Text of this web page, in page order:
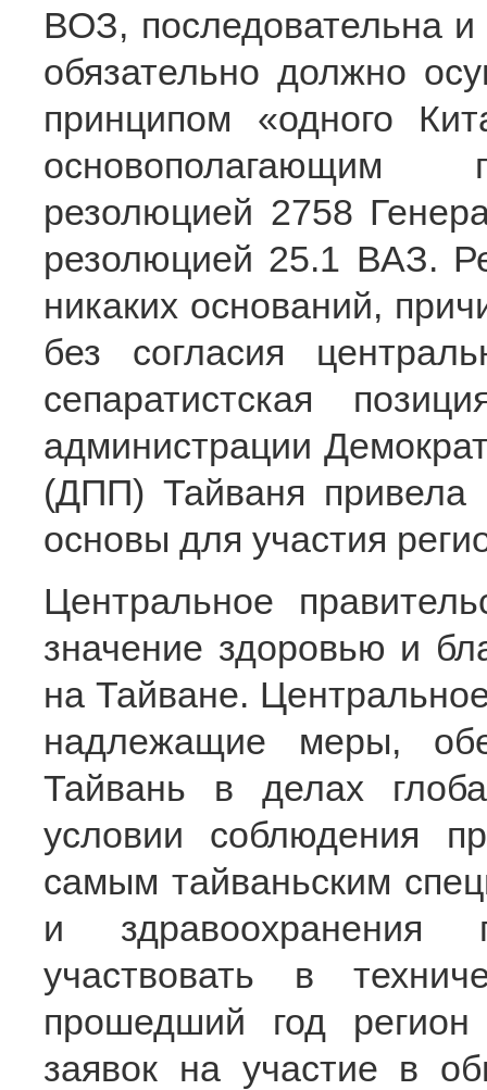
ВОЗ, последовательна
обязательно должно
принципом «одного
основополагающим
резолюцией 2758
резолюцией 25.1 ВАЗ.
никаких оснований,
без согласия
сепаратистская
администрации
(ДПП) Тайваня привела
основы для участия
Центральное
значение здоровью и
на Тайване.
надлежащие меры,
Тайвань в делах
условии соблюдения
самым тайваньским
и здравоохранения
участвовать в
прошедший год
заявок на участие в